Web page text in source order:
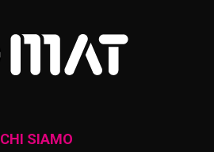
CHI SIAMO